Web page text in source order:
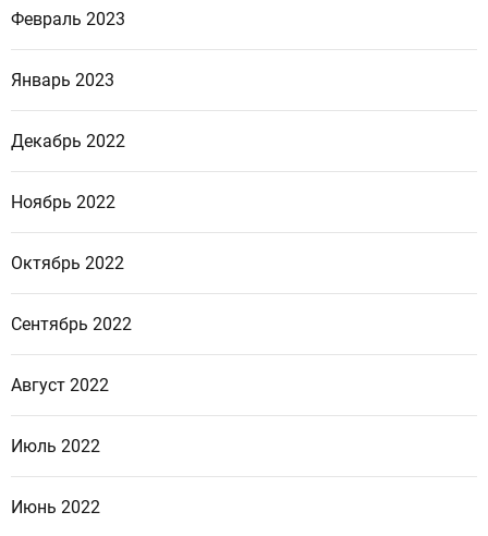
Февраль 2023
Январь 2023
Декабрь 2022
Ноябрь 2022
Октябрь 2022
Сентябрь 2022
Август 2022
Июль 2022
Июнь 2022